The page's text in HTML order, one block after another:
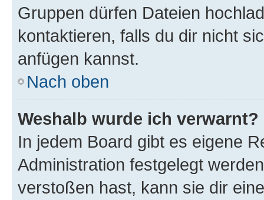
Gruppen dürfen Dateien
kontaktieren, falls du dir nicht
anfügen kannst.
Nach oben
Weshalb wurde ich verwarnt?
In jedem Board gibt es eigene
Administration festgelegt
verstoßen hast, kann sie dir